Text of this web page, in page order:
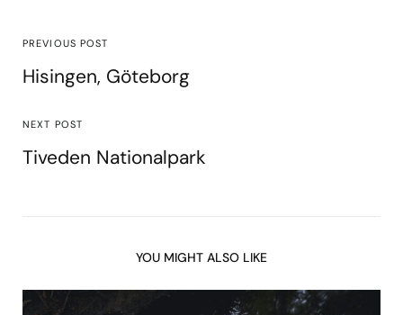
PREVIOUS POST
Hisingen, Göteborg
NEXT POST
Tiveden Nationalpark
YOU MIGHT ALSO LIKE